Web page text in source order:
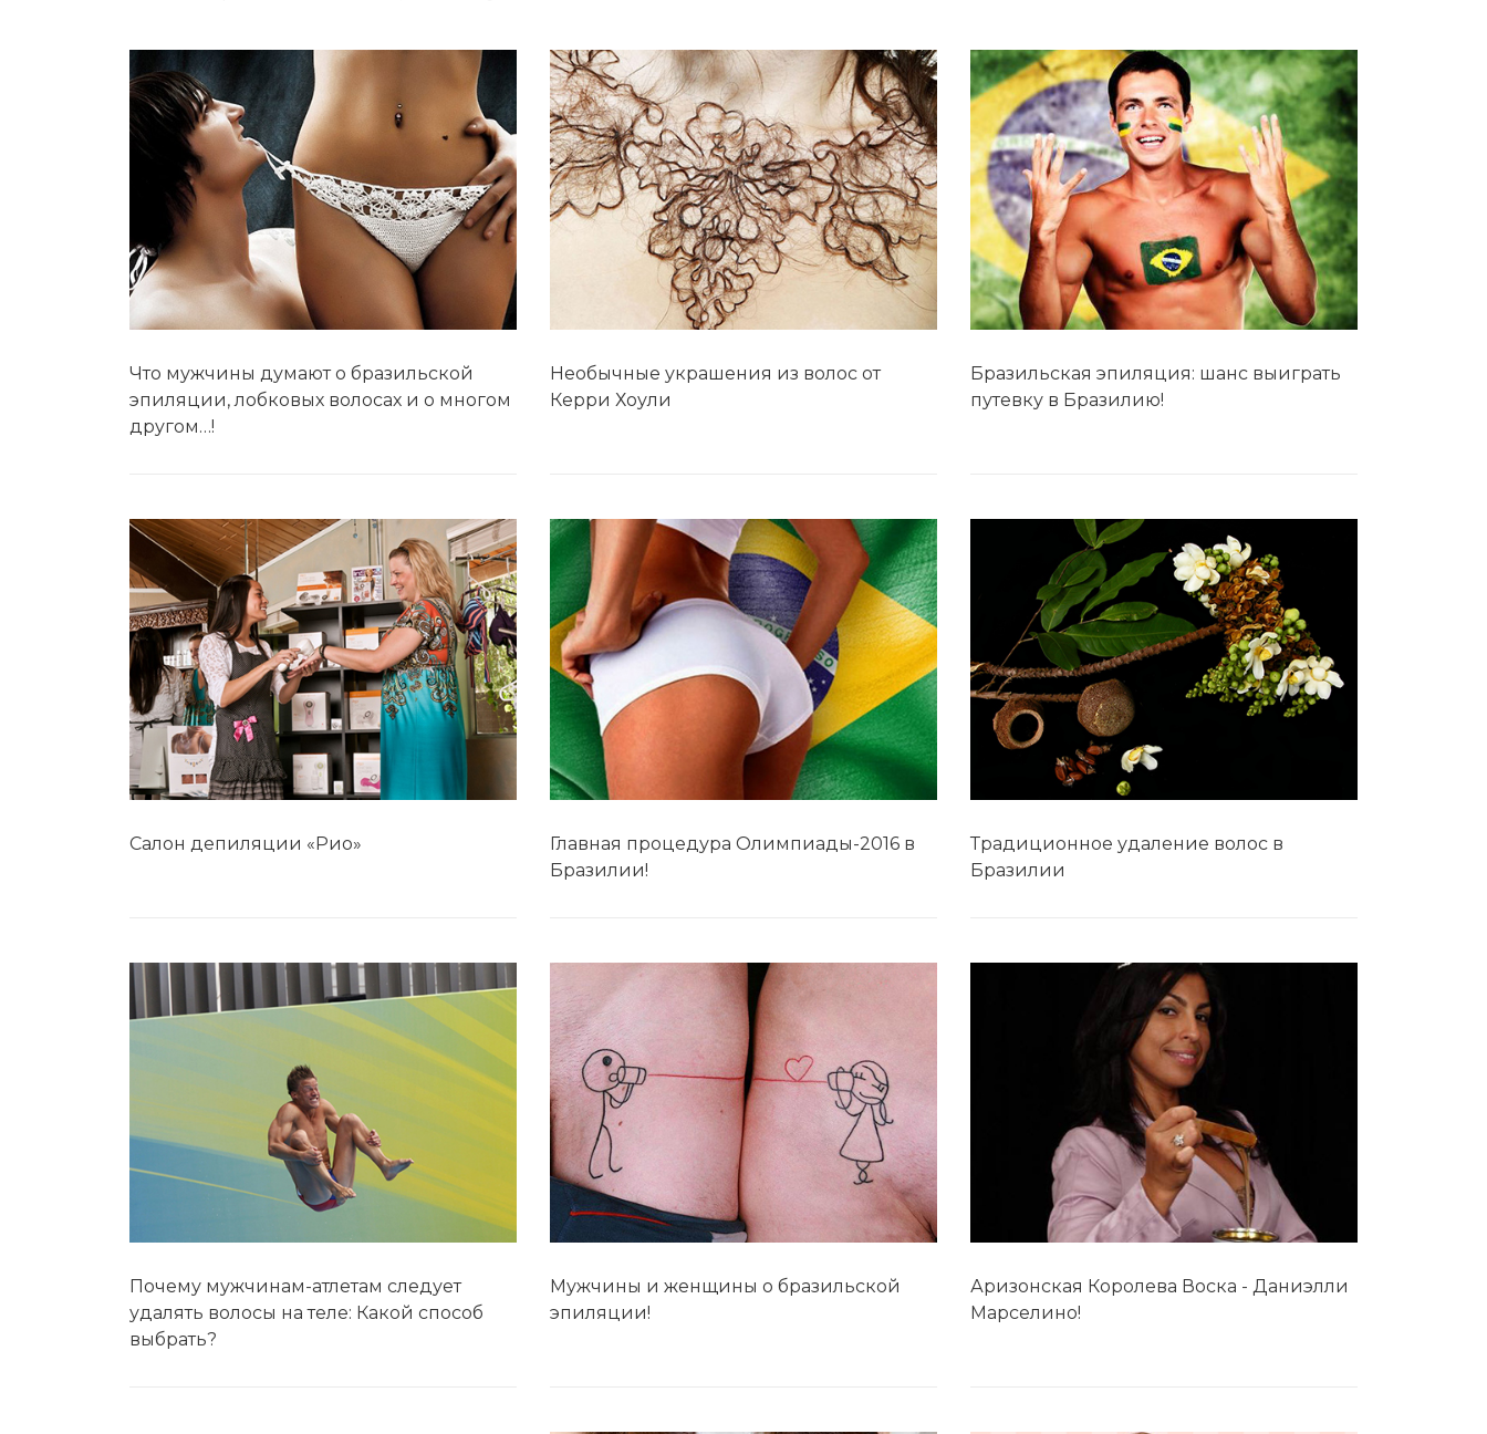
Бикини-дизайн Оборудование
Партнерство
Администраторы
Контакты
Блог
Форум
Карта сайта
Противопоказания к эпиляции
Что нужно знать перед визитом к
косметологу?
Рекомендации по уходу за кожей после
депиляции воском или сахаром
Виды воска для депиляции
Эпиляция или депиляция?
Что мужчины думают о бразильской
эпиляции, лобковых волосах и о многом
другом…!
Необычные украшения из волос от
Керри Хоули
Бразильская эпиляция: шанс выиграть
путевку в Бразилию!
Салон депиляции «Рио»
Главная процедура Олимпиады-2016 в
Бразилии!
Традиционное удаление волос в
Бразилии
Почему мужчинам-атлетам следует
удалять волосы на теле: Какой способ
выбрать?
Мужчины и женщины о бразильской
эпиляции!
Аризонская Королева Воска - Даниэлли
Марселино!